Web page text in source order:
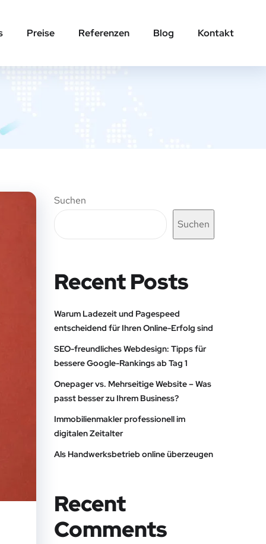
Preise Referenzen Blog Kontakt
Suchen
Suchen
Recent Posts
Warum Ladezeit und Pagespeed
entscheidend für Ihren Online-Erfolg sind
SEO-freundliches Webdesign: Tipps für
bessere Google-Rankings ab Tag 1
Onepager vs. Mehrseitige Website – Was
passt besser zu Ihrem Business?
Immobilienmakler professionell im
digitalen Zeitalter
Als Handwerksbetrieb online überzeugen
Recent
Comments